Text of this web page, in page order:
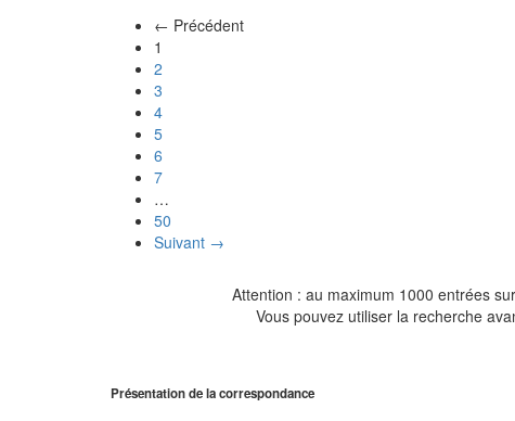
← Précédent
1
2
3
4
5
6
7
…
50
Suivant →
Attention : au maximum 1000 entrées
Vous pouvez utiliser la recherche
Présentation de la correspondance